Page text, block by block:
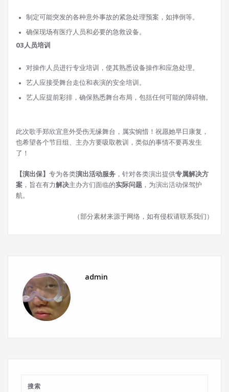
制定可能突发的各种意外事故的紧急处理预案，如摔倒等。
确保现场有医疗人员和必要的急救设备。
03人员培训
对操作人员进行专业培训，使其熟悉设备操作和应急处理。
艺人应接受舞台走位和表演的安全培训。
艺人应提前彩排，确保熟悉舞台布局，包括任何可能的障碍物。
此次歌手郑欣宜意外受伤无缘舞台，属实惋惜！祝愿她早日康复，
也希望各个节目组、主办方要吸取教训，类似的事情不要再发生
了！
【演出保】 专为各类演出活动服务 ，针对各类演出提供专属解决方
案 ，旨在有力解决主办方们面临的实际问题 ，为演出活动保驾护
航。
（部分素材来源于网络，如有侵权请联系我们）
admin